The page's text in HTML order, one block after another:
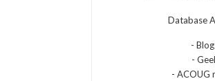
Database
-
-
- ACOUG